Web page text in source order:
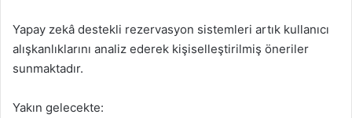
Yapay zekâ destekli rezervasyon sistemleri artık kullanıcı
alışkanlıklarını analiz ederek kişiselleştirilmiş öneriler
sunmaktadır.
Yakın gelecekte: